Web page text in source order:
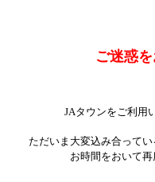
ご迷惑
JAタウンをご利用
ただいま大変込み合って
お時間をおいて